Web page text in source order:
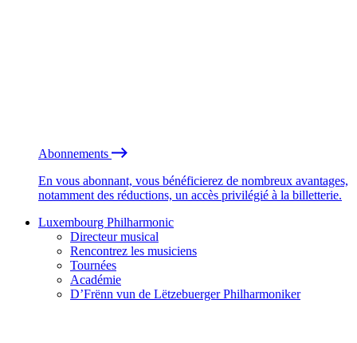
Abonnements
En vous abonnant, vous bénéficierez de nombreux avantages,
notamment des réductions, un accès privilégié à la billetterie.
Luxembourg Philharmonic
Directeur musical
Rencontrez les musiciens
Tournées
Académie
D’Frënn vun de Lëtzebuerger Philharmoniker